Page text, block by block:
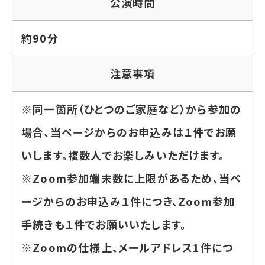
約90分
注意事項
※同一箇所（ひとつのご家庭など）から参加の
場合、当ページからのお申込みは１件でお願
いします。複数人でお楽しみいただけます。
※Zoom参加端末数に上限があるため、当ペ
ージからのお申込み１件につき、Zoom参加
手続きも１件でお願いいたします。
※Zoomの仕様上、メールアドレス1件につ